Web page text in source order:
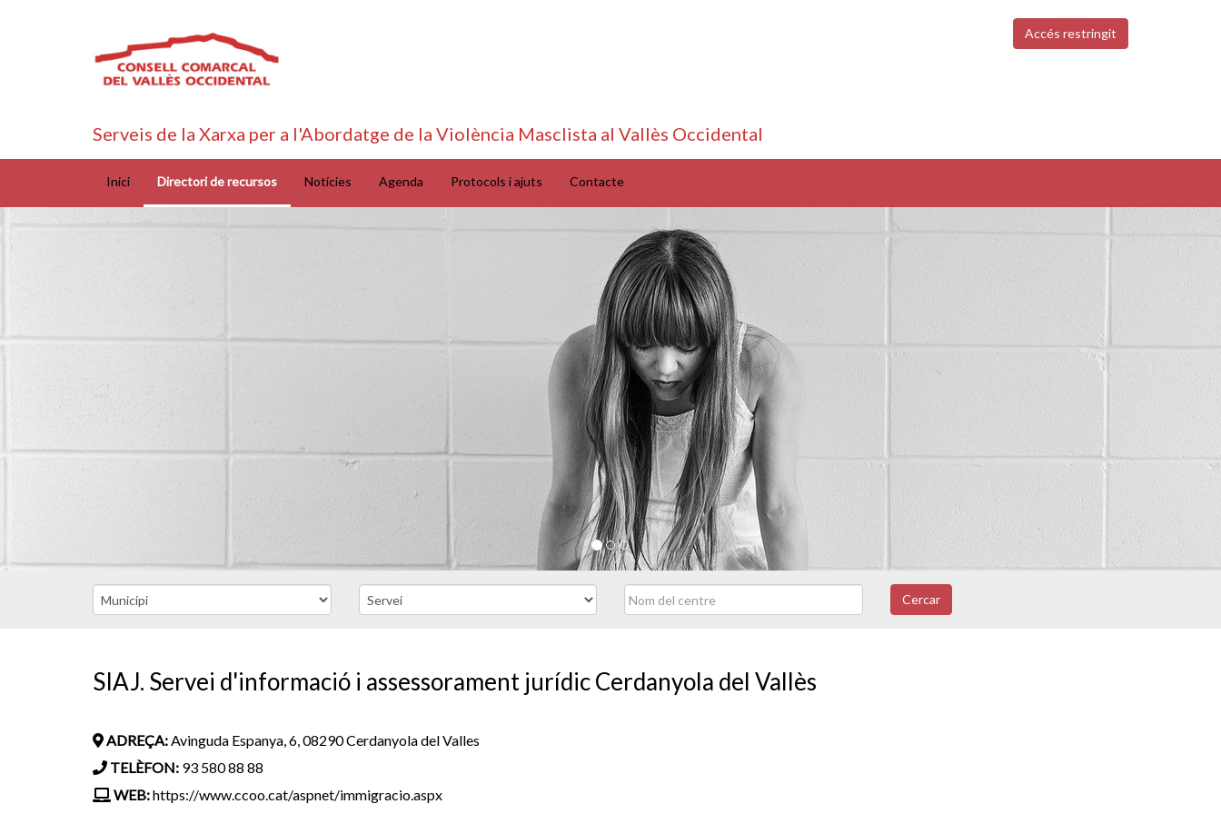
Accés restringit
Serveis de la Xarxa per a l'Abordatge de la Violència Masclista al Vallès Occidental
Inici Directori de recursos Notícies Agenda Protocols i ajuts Contacte
Cercar
SIAJ. Servei d'informació i assessorament jurídic Cerdanyola del Vallès
ADREÇA:Avinguda Espanya, 6, 08290 Cerdanyola del Valles
TELÈFON: 93 580 88 88
WEB:https://www.ccoo.cat/aspnet/immigracio.aspx